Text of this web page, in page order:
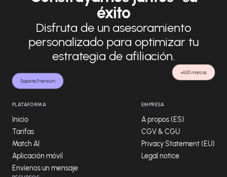
Soporte Premium
+600 marcas
éxito
Disfruta de un asesoramiento
personalizado para optimizar tu
estrategia de afiliación.
PLATAFORMA
Inicio
Tarifas
Match AI
Aplicación móvil
Envíenos un mensaje
EMPRESA
A propos (ES)
CGV & CGU
Privacy Statement (EU)
Legal notice